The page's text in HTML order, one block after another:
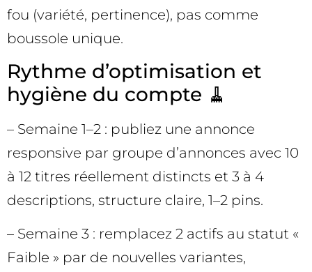
fou (variété, pertinence), pas comme
boussole unique.
Rythme d’optimisation et
hygiène du compte 🧹
– Semaine 1–2 : publiez une annonce
responsive par groupe d’annonces avec 10
à 12 titres réellement distincts et 3 à 4
descriptions, structure claire, 1–2 pins.
– Semaine 3 : remplacez 2 actifs au statut «
Faible » par de nouvelles variantes,